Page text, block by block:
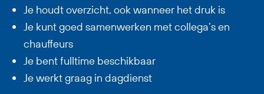
Je houdt overzicht, ook wanneer het druk is
Je kunt goed samenwerken met collega’s en
chauffeurs
Je bent fulltime beschikbaar
Je werkt graag in dagdienst